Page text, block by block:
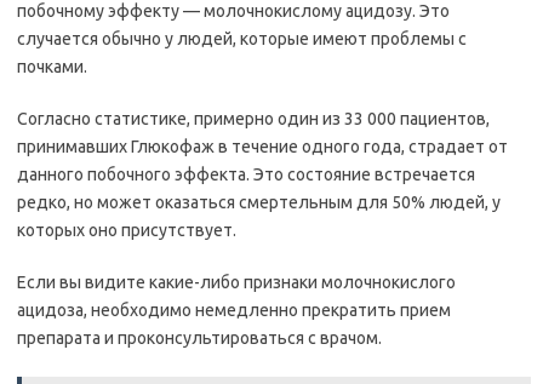
побочному эффекту — молочнокислому ацидозу. Это
случается обычно у людей, которые имеют проблемы с
почками.
Согласно статистике, примерно один из 33 000 пациентов,
принимавших Глюкофаж в течение одного года, страдает от
данного побочного эффекта. Это состояние встречается
редко, но может оказаться смертельным для 50% людей, у
которых оно присутствует.
Если вы видите какие-либо признаки молочнокислого
ацидоза, необходимо немедленно прекратить прием
препарата и проконсультироваться с врачом.